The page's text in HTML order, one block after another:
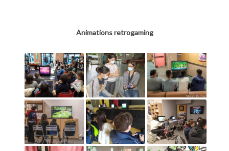
Animations retrogaming